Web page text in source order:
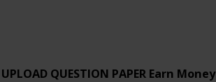
UPLOAD QUESTION PAPER Earn Money